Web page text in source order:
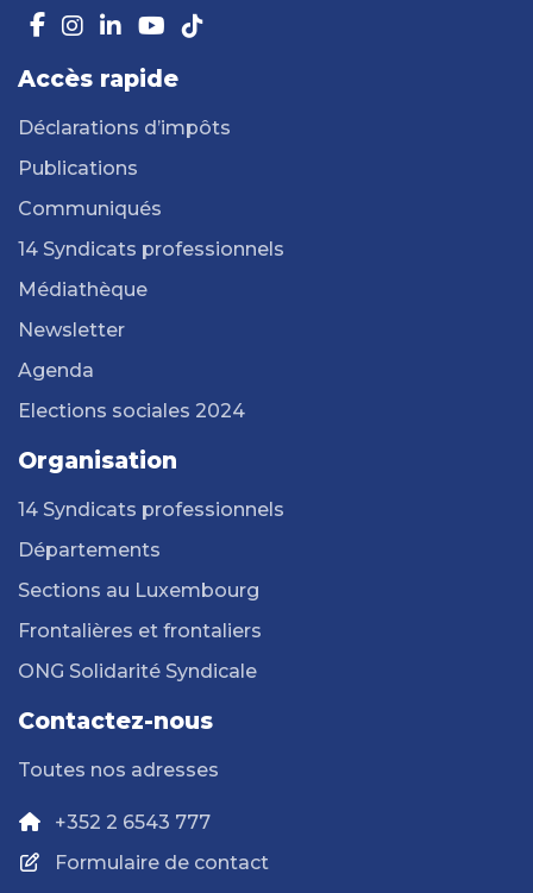
Accès rapide
Déclarations d’impôts
Publications
Communiqués
14 Syndicats professionnels
Médiathèque
Newsletter
Agenda
Elections sociales 2024
Organisation
14 Syndicats professionnels
Départements
Sections au Luxembourg
Frontalières et frontaliers
ONG Solidarité Syndicale
Contactez-nous
Toutes nos adresses
+352 2 6543 777
Formulaire de contact